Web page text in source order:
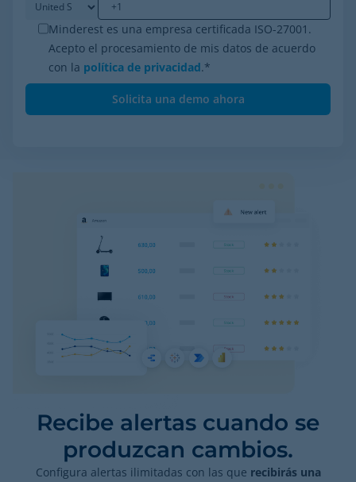
Minderest es una empresa certificada ISO-27001.
Acepto el procesamiento de mis datos de acuerdo
con la política de privacidad.*
Recibe alertas cuando se
produzcan cambios.
Configura alertas ilimitadas con las que recibirás una